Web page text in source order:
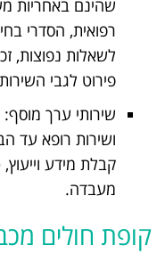
שהינם באחריות
רפואית, הסדרי
לשאלות נפוצות,
פירוט לגבי
שירותי ערך
ושירות רופא עד
קבלת מידע וייעוץ,
מעבדה.
קופת חולים